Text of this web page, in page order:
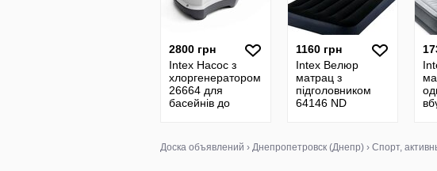
2800 грн
Intex Насос з
хлоргенератором
26664 для
басейнів до
1160 грн
Intex Велюр
матрац з
підголовником
64146 ND
насосом 220 V,
одномісний
Доска объявлений › Днепропетровск (Днепр) › Спорт,